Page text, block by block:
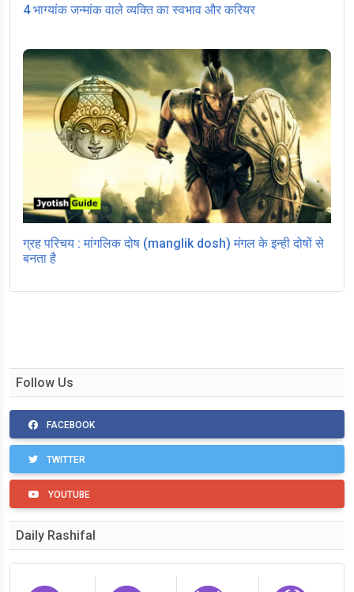
4 भाग्यांक जन्मांक वाले व्यक्ति का स्वभाव और करियर
ग्रह परिचय : मांगलिक दोष (manglik dosh) मंगल के इन्ही दोषों से
बनता है
Follow Us
FACEBOOK
TWITTER
YOUTUBE
Daily Rashifal